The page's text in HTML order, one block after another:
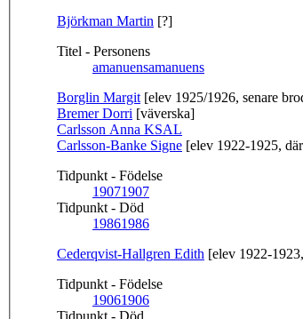
Björkman Martin [?]
Titel - Personens
amanuensamanuens
Borglin Margit [elev 1925/1926, senare
Bremer Dorri [väverska]
Carlsson Anna KSAL
Carlsson-Banke Signe [elev 1922-1925,
Tidpunkt - Födelse
19071907
Tidpunkt - Död
19861986
Cederqvist-Hallgren Edith [elev 1922-
Tidpunkt - Födelse
19061906
Tidpunkt - Död